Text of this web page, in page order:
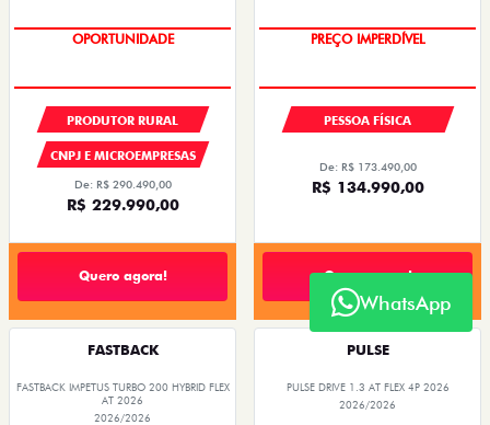
OPORTUNIDADE
PRODUTOR RURAL
CNPJ E MICROEMPRESAS
De: R$ 290.490,00
R$ 229.990,00
Quero agora!
PESSOA FÍSICA
De: R$ 173.490,00
R$ 134.990,00
Quero agora!
FASTBACK
FASTBACK IMPETUS TURBO 200 HYBRID FLEX
AT 2026
2026/2026
PULSE
PULSE DRIVE 1.3 AT FLEX 4P 2026
2026/2026
WhatsApp